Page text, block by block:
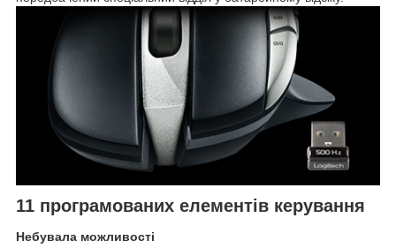
11 програмованих елементів керування
Небувала можливості